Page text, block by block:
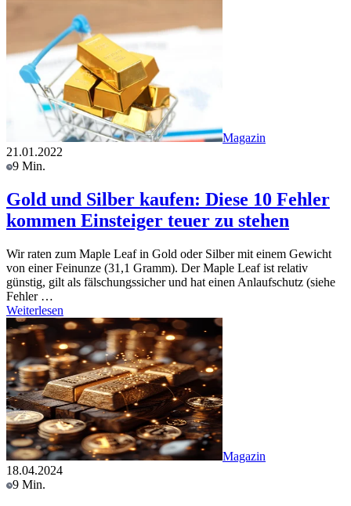
Magazin
21.01.2022
9 Min.
Gold und Silber kaufen: Diese 10 Fehler
kommen Einsteiger teuer zu stehen
Wir raten zum Maple Leaf in Gold oder Silber mit einem Gewicht
von einer Feinunze (31,1 Gramm). Der Maple Leaf ist relativ
günstig, gilt als fälschungssicher und hat einen Anlaufschutz (siehe
Fehler …
Weiterlesen
Magazin
18.04.2024
9 Min.